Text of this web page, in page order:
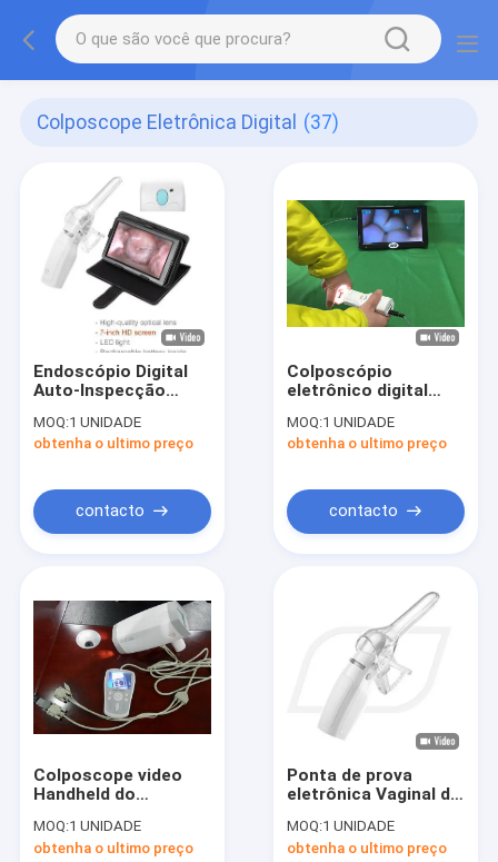
Colposcope Eletrônica Digital (37)
Endoscópio Digital
Auto-Inspecção
MOQ:1 UNIDADE
obtenha o ultimo preço
contacto
Colposcópio
eletrônico digital
MOQ:1 UNIDADE
obtenha o ultimo preço
contacto
Colposcope video
Handheld do
eletrônico de alta
resolução de Digitas
MOQ:1 UNIDADE
obtenha o ultimo preço
Ponta de prova
eletrônica Vaginal de
sistema digital da
cor do AMIGO com as
MOQ:1 UNIDADE
obtenha o ultimo preço